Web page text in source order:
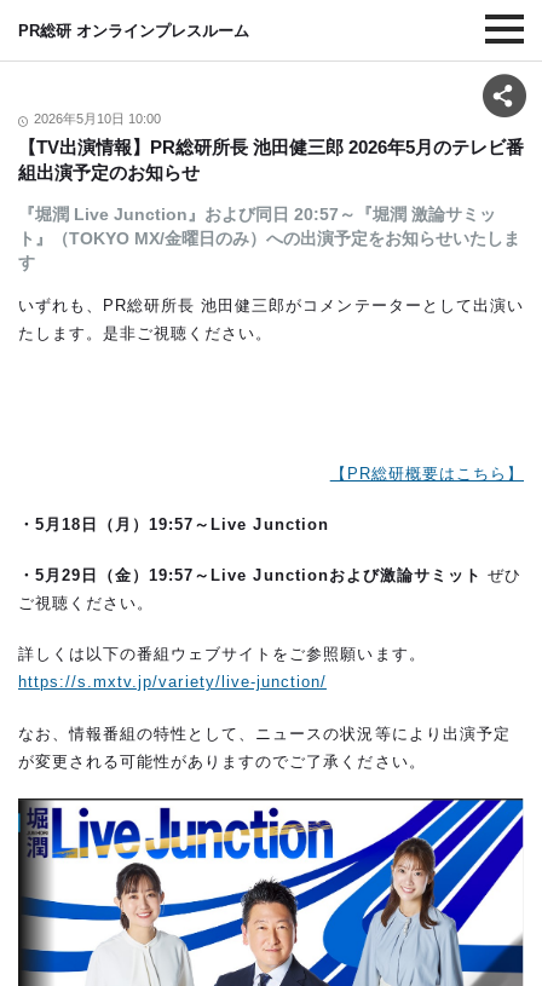
PR総研 オンラインプレスルーム
2026年5月10日 10:00
【TV出演情報】PR総研所長 池田健三郎 2026年5月のテレビ番
組出演予定のお知らせ
『堀潤 Live Junction』および同日 20:57～『堀潤 激論サミッ
ト』（TOKYO MX/金曜日のみ）への出演予定をお知らせいたしま
す
いずれも、PR総研所長 池田健三郎がコメンテーターとして出演い
たします。是非ご視聴ください。
【PR総研概要はこちら】
・5 月18日（月）19:57～Live Junction
・5 月29日（金）19:57～Live Junctionおよび激論サミット ぜひ
ご視聴ください。
詳しくは以下の番組ウェブサイトをご参照願います。
https://s.mxtv.jp/variety/live-junction/
なお、情報番組の特性として、ニュースの状況等により出演予定
が変更される可能性がありますのでご了承ください。